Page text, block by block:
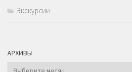
Экскурсии
АРХИВЫ
Архивы